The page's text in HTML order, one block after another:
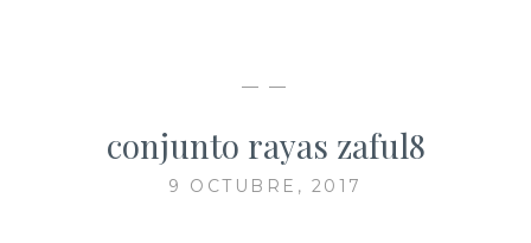
— —
conjunto rayas zaful8
9 OCTUBRE, 2017